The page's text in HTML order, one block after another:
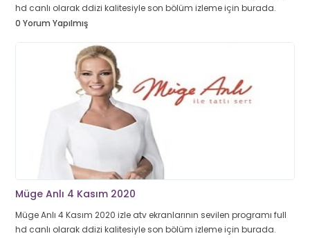
hd canlı olarak ddizi kalitesiyle son bölüm izleme için burada.
0 Yorum Yapılmış
Müge Anlı 4 Kasım 2020
Müge Anlı 4 Kasım 2020 izle atv ekranlarının sevilen programı full
hd canlı olarak ddizi kalitesiyle son bölüm izleme için burada.